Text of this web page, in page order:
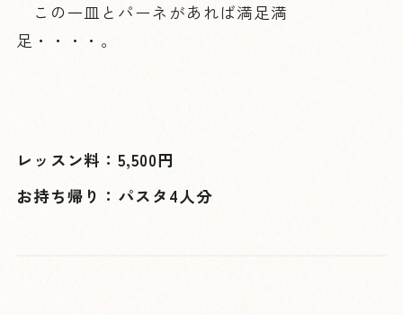
この一皿とパーネがあれば満足満
足・・・・。
レッスン料：5,500円
お持ち帰り：パスタ4人分